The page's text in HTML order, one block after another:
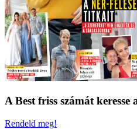
A Best friss számát keresse
Rendeld meg!